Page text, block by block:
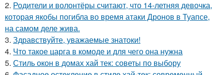
2. Родители и волонтёры считают, что 14-летняя девочка,
которая якобы погибла во время атаки Дронов в Туапсе,
на самом деле жива.
3. Здравствуйте, уважаемые знатоки!
4. Что такое царга в комоде и для чего она нужна
5. Стиль окон в домах хай тек: советы по выбору